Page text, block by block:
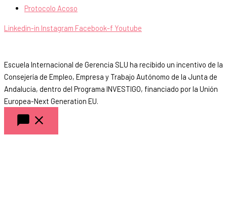
Protocolo Acoso
Linkedin-in Instagram Facebook-f Youtube
Escuela Internacional de Gerencia SLU ha recibido un incentivo de la
Consejería de Empleo, Empresa y Trabajo Autónomo de la Junta de
Andalucía, dentro del Programa INVESTIGO, financiado por la Unión
Europea-Next Generation EU.